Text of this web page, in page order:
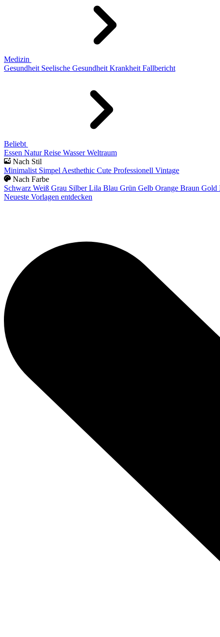
Medizin
Gesundheit Seelische Gesundheit Krankheit Fallbericht
Beliebt
Essen Natur Reise Wasser Weltraum
Nach Stil
Minimalist Simpel Aesthethic Cute Professionell Vintage
Nach Farbe
Schwarz Weiß Grau Silber Lila Blau Grün Gelb Orange Braun Gold
Neueste Vorlagen entdecken